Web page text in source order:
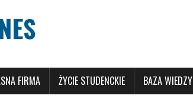
FIRMA ŻYCIE STUDENCKIE BAZA WIEDZY